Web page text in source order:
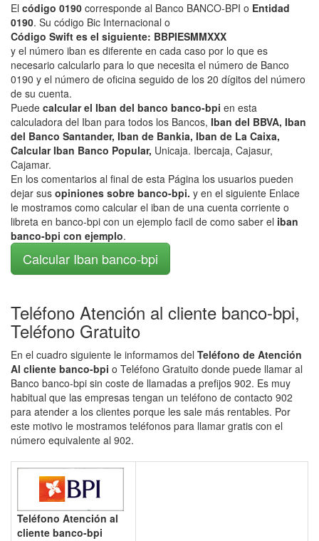
El código 0190 corresponde al Banco BANCO-BPI o Entidad
0190. Su código Bic Internacional o
Código Swift es el siguiente: BBPIESMMXXX
y el número iban es diferente en cada caso por lo que es
necesario calcularlo para lo que necesita el número de Banco
0190 y el número de oficina seguido de los 20 dígitos del número
de su cuenta.
Puede calcular el Iban del banco banco-bpi en esta
calculadora del Iban para todos los Bancos, Iban del BBVA, Iban
del Banco Santander, Iban de Bankia, Iban de La Caixa,
Calcular Iban Banco Popular, Unicaja. Ibercaja, Cajasur,
Cajamar.
En los comentarios al final de esta Página los usuarios pueden
dejar sus opiniones sobre banco-bpi. y en el siguiente Enlace
le mostramos como calcular el iban de una cuenta corriente o
libreta en banco-bpi con un ejemplo facil de como saber el iban
banco-bpi con ejemplo.
Calcular Iban banco-bpi
Teléfono Atención al cliente banco-bpi,
Teléfono Gratuito
En el cuadro siguiente le informamos del Teléfono de Atención
Al cliente banco-bpi o Teléfono Gratuito donde puede llamar al
Banco banco-bpi sin coste de llamadas a prefijos 902. Es muy
habitual que las empresas tengan un teléfono de contacto 902
para atender a los clientes porque les sale más rentables. Por
este motivo le mostramos teléfonos para llamar gratis con el
número equivalente al 902.
Teléfono Atención al
cliente banco-bpi